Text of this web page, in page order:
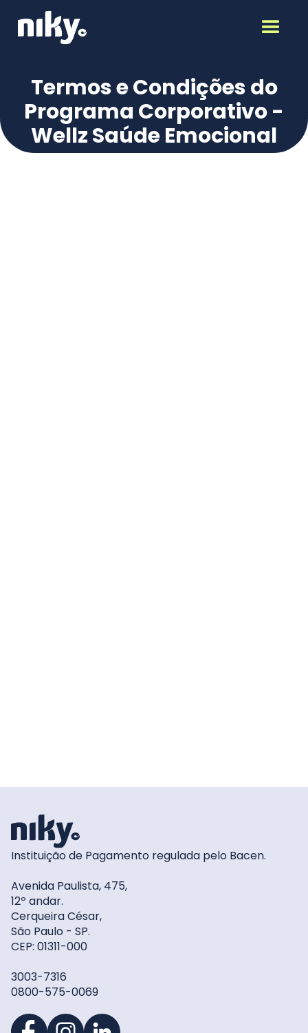
Termos e Condições do
Programa Corporativo -
Wellz Saúde Emocional
Instituição de Pagamento regulada pelo Bacen.
Avenida Paulista, 475,
12º andar.
Cerqueira César,
São Paulo - SP.
CEP: 01311-000
3003-7316
0800-575-0069